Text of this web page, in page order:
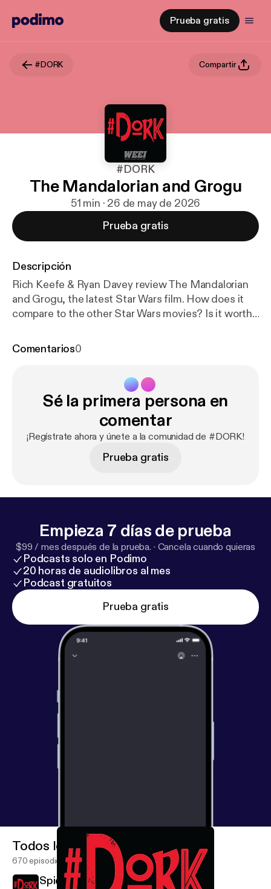
Prueba gratis
#DORK Compartir
#DORK
The Mandalorian and Grogu
51 min · 26 de may de 2026
Prueba gratis
Descripción
Rich Keefe & Ryan Davey review The Mandalorian
and Grogu, the latest Star Wars film. How does it
compare to the other Star Wars movies? Is it worth
worst parts and deep cuts. Plus This Week in
Comentarios0
Sé la primera persona en
comentar
¡Regístrate ahora y únete a la comunidad de #DORK!
Prueba gratis
Empieza 7 días de prueba
$99 / mes después de la prueba. · Cancela cuando quieras
Podcasts solo en Podimo
20 horas de audiolibros al mes
Podcast gratuitos
Prueba gratis
Todos los episodios
670 episodios
Spider-Man: Brand New Day